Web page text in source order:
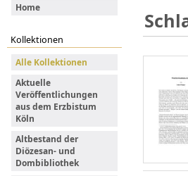
Home
Kollektionen
Alle Kollektionen
Aktuelle
Veröffentlichungen
aus dem Erzbistum
Köln
Altbestand der
Diözesan- und
Dombibliothek